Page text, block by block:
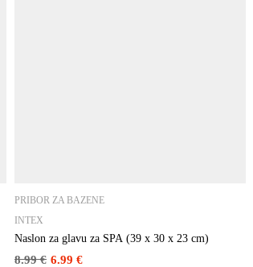
PRIBOR ZA BAZENE
INTEX
Naslon za glavu za SPA (39 x 30 x 23 cm)
8.99€ 6.99 €